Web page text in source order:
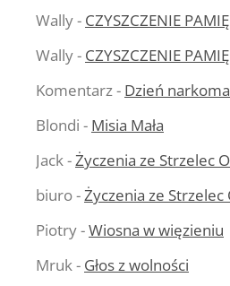
Wally- CZYSZCZENIE
Wally- CZYSZCZENIE
Komentarz- Dzień
Blondi - Misia Mała
Jack-Życzenia ze Strzelec
biuro-Życzenia ze Strzelec
Piotry-Wiosna w więzieniu
Mruk- Głos z wolności